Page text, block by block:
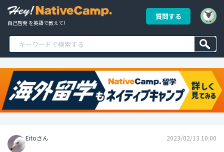
自己啓発 を英語で教えて!
質問する
Eitoさん 2023/02/13 10:00